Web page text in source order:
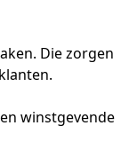
Die zorgen
winstgevende